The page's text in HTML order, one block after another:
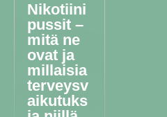
Nikotiini
pussit –
mitä ne
ovat ja
millaisia
terveysv
aikutuks